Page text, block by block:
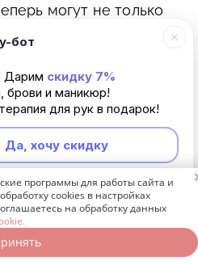
могут не только
но и стильные особы.
акценты и стильные
оформления:
2025 году — это
модные
оттенки и яркие
бот
Дарим скидку 7%
брови и маникюр!
для рук в подарок!
Да, хочу скидку
Неинтересно
программы для работы сайта и
cookies в настройках
на обработку данных